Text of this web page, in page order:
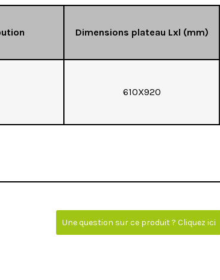
Dimensions plateau Lxl (mm)
610X920
Une question sur ce produit ? Cliquez ici